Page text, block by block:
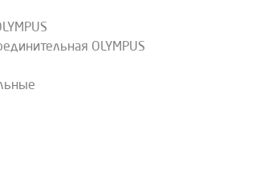
OLYMPUS